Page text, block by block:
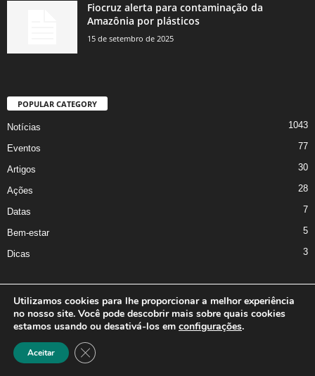
Fiocruz alerta para contaminação da
Amazônia por plásticos
15 de setembro de 2025
POPULAR CATEGORY
Notícias 1043
Eventos 77
Artigos 30
Ações 28
Datas 7
Bem-estar 5
Dicas 3
A Iniciativa Marcus Nakagawa
Oficina da Comunicação
Utilizamos cookies para lhe proporcionar a melhor experiência
no nosso site. Você pode descobrir mais sobre quais cookies
estamos usando ou desativá-los em configurações.
Aceitar Close GDPR Cookie Banner